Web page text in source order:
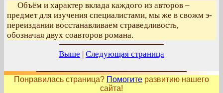
Объём и характер вклада каждого из авторов –
предмет для изучения специалистами, мы же в свожм э-
переиздании восстанавливаем страведливость,
обозначая двух соавторов романа.
Выше | Следующая страница
Понравилась страница? Помогите развитию нашего
сайта!